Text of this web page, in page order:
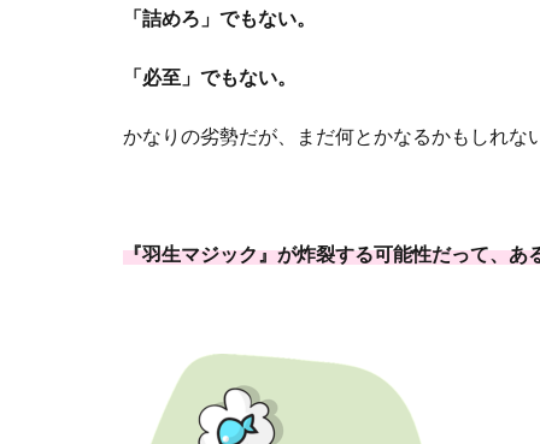
「詰めろ」でもない。
「必至」でもない。
かなりの劣勢だが、まだ何とかなるかもしれな
『羽生マジック』が炸裂する可能性だって、あ